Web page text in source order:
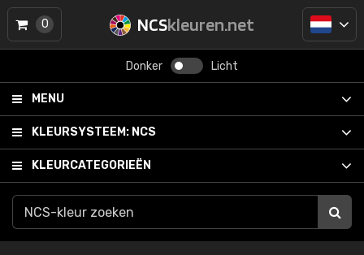
NCSkleuren.net
Donker Licht
MENU
KLEURSYSTEEM: NCS
KLEURCATEGORIEËN
0